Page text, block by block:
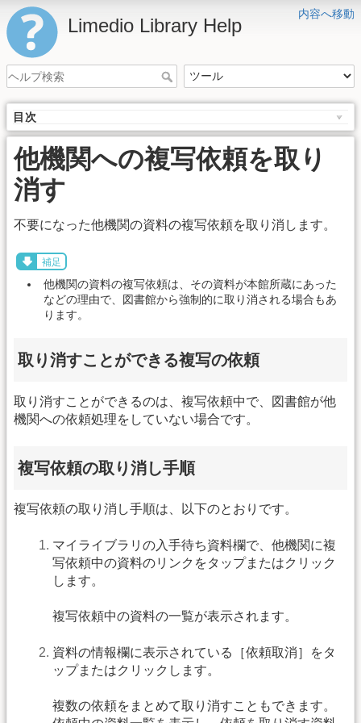
内容へ移動
Limedio Library Help
目次
他機関への複写依頼を取り
消す
不要になった他機関の資料の複写依頼を取り消します。
補足
他機関の資料の複写依頼は、その資料が本館所蔵にあった
などの理由で、図書館から強制的に取り消される場合もあ
ります。
取り消すことができる複写の依頼
取り消すことができるのは、複写依頼中で、図書館が他
機関への依頼処理をしていない場合です。
複写依頼の取り消し手順
複写依頼の取り消し手順は、以下のとおりです。
マイライブラリの入手待ち資料欄で、他機関に複
写依頼中の資料のリンクをタップまたはクリック
します。
複写依頼中の資料の一覧が表示されます。
資料の情報欄に表示されている［依頼取消］をタ
ップまたはクリックします。
複数の依頼をまとめて取り消すこともできます。